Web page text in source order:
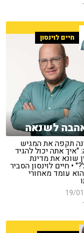
חיים לוינסון
לשנאה
תקפה את המגיש
"איך אתה יכול להגיד
שונא את מדינת
• חיים לוינסון הסביר
עומד מאחורי
19/